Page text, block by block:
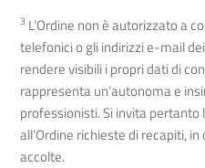
3 L’Ordine non è autorizzato a
telefonici o gli indirizzi e-mail
rendere visibili i propri dati di
rappresenta un’autonoma e
professionisti. Si invita pertanto
all’Ordine richieste di recapiti,
accolte.